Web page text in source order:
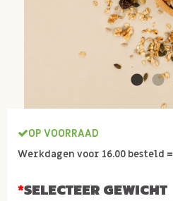
OP VOORRAAD
Werkdagen voor 16.00 besteld
SELECTEER GEWICHT